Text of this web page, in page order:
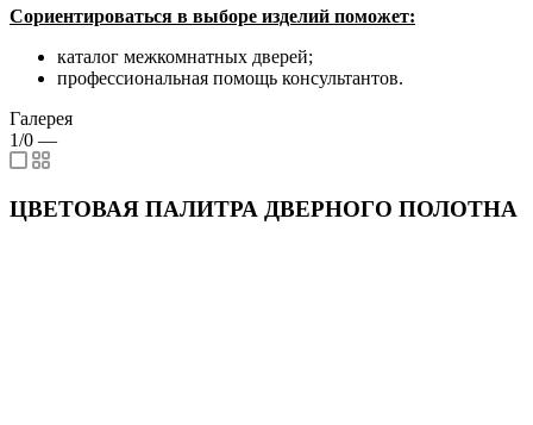
Сориентироваться в выборе изделий поможет:
каталог межкомнатных дверей;
профессиональная помощь консультантов.
Галерея
1/0 —
ЦВЕТОВАЯ ПАЛИТРА ДВЕРНОГО ПОЛОТНА